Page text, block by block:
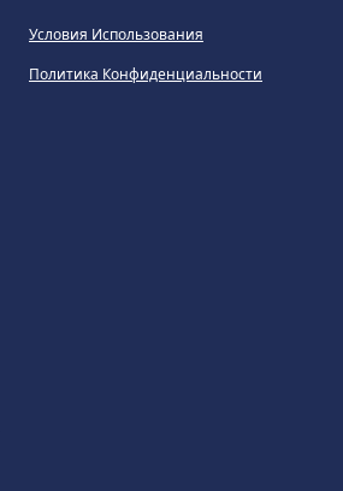
Условия Использования
Политика Конфиденциальности